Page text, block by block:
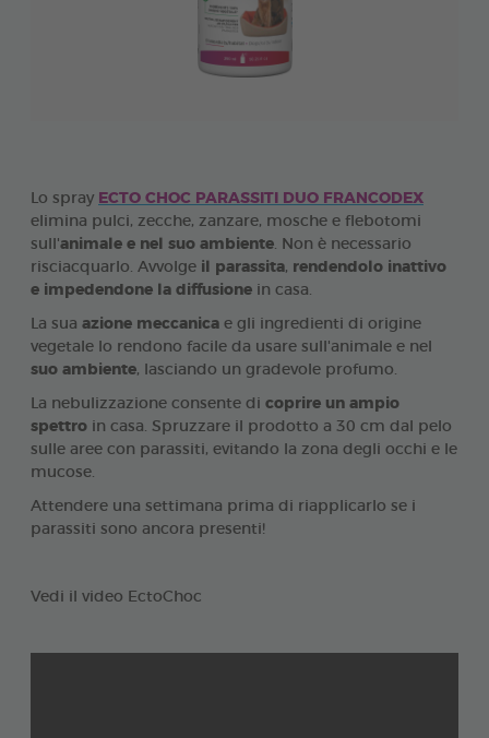
Lo spray ECTO CHOC PARASSITI DUO FRANCODEX
elimina pulci, zecche, zanzare, mosche e flebotomi
sull'animale e nel suo ambiente. Non è necessario
risciacquarlo. Avvolge il parassita, rendendolo inattivo
e impedendone la diffusione in casa.
La sua azione meccanica e gli ingredienti di origine
vegetale lo rendono facile da usare sull'animale e nel
suo ambiente, lasciando un gradevole profumo.
La nebulizzazione consente di coprire un ampio
spettro in casa. Spruzzare il prodotto a 30 cm dal pelo
sulle aree con parassiti, evitando la zona degli occhi e le
mucose.
Attendere una settimana prima di riapplicarlo se i
parassiti sono ancora presenti!
Vedi il video EctoChoc